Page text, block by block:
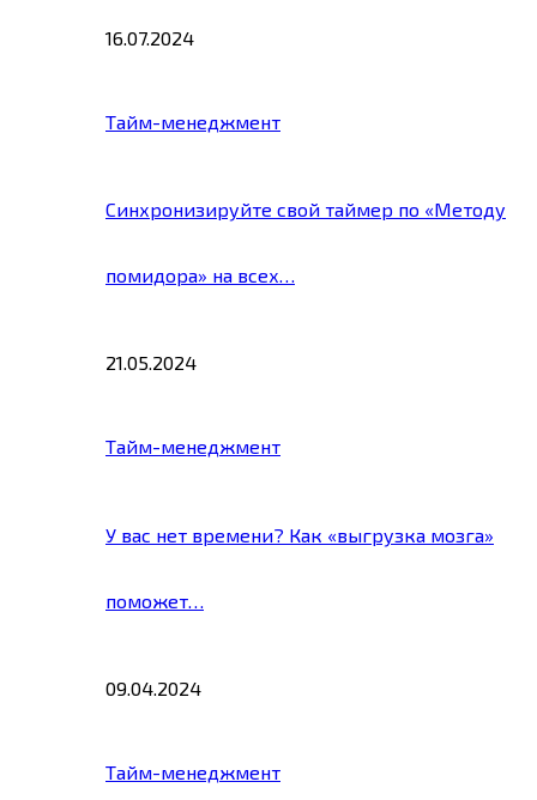
16.07.2024
Тайм-менеджмент
Синхронизируйте свой таймер по «Методу
помидора» на всех…
21.05.2024
Тайм-менеджмент
У вас нет времени? Как «выгрузка мозга»
поможет…
09.04.2024
Тайм-менеджмент